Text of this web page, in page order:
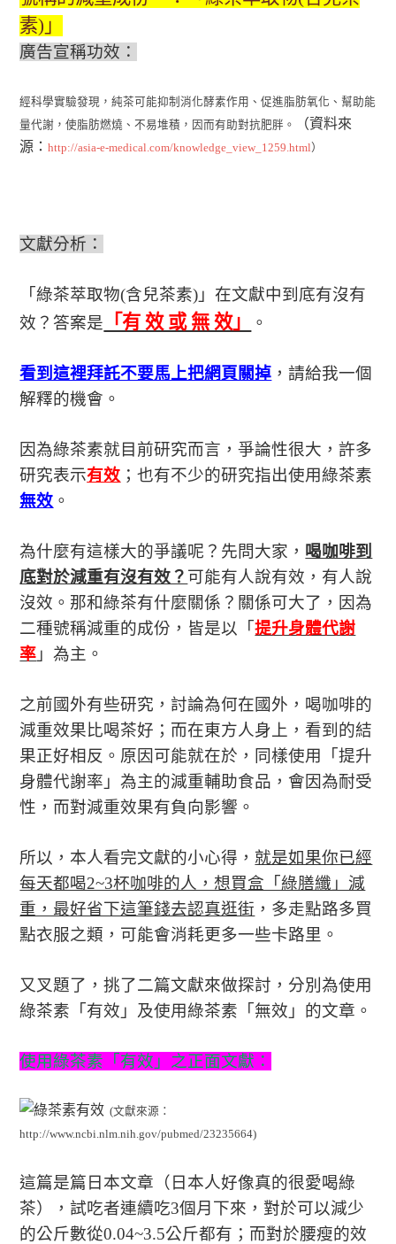
素) 」
廣告宣稱功效：
經科學實驗發現，純茶可能抑制消化酵素作用、促進脂肪氧化、幫助能
量代謝，使脂肪燃燒、不易堆積，因而有助對抗肥胖。
（資料來
源：http://asia-e-medical.com/knowledge_view_1259.html）
文獻分析：
「綠茶萃取物(含兒茶素) 」在文獻中到底有沒有
效？答案是
「有 效 或 無 效」 。
看到這裡拜託不要馬上把網頁關掉 ，請給我一個
解釋的機會。
因為綠茶素就目前研究而言，爭論性很大，許多
研究表示有效 ；也有不少的研究指出使用綠茶素
無效 。
為什麼有這樣大的爭議呢？先問大家， 喝咖啡到
底對於減重有沒有效？ 可能有人說有效，有人說
沒效。那和綠茶有什麼關係？關係可大了，因為
二種號稱減重的成份，皆是以「提升身體代謝
率 」為主。
之前國外有些研究，討論為何在國外，喝咖啡的
減重效果比喝茶好；而在東方人身上，看到的結
果正好相反。原因可能就在於，同樣使用「提升
身體代謝率」為主的減重輔助食品，會因為耐受
性，而對減重效果有負向影響。
所以，本人看完文獻的小心得， 就是如果你已經
每天都喝2~3杯咖啡的人，想買盒「綠膳纖」減
重，最好省下這筆錢去認真逛街 ，多走點路多買
點衣服之類，可能會消耗更多一些卡路里。
又叉題了，挑了二篇文獻來做探討，分別為使用
綠茶素「有效」及使用綠茶素「無效」的文章。
使用綠茶素「有效」之正面文獻：
(文獻來源：
http://www.ncbi.nlm.nih.gov/pubmed/23235664)
這篇是篇日本文章（日本人好像真的很愛喝綠
茶），試吃者連續吃3個月下來，對於可以減少
的公斤數從0.04~3.5公斤都有；而對於腰瘦的效